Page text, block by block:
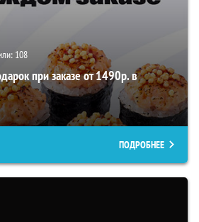
108
при заказе от 1490р. в
ПОДРОБНЕЕ